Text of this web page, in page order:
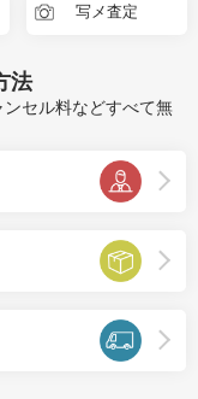
写メ査定
法
セル料などすべて無